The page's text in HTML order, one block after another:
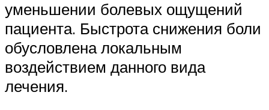
уменьшении болевых ощущений
пациента. Быстрота снижения боли
обусловлена локальным
воздействием данного вида
лечения.